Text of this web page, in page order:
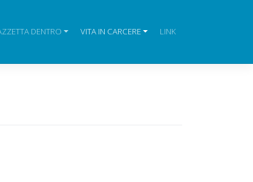
DENTRO VITA IN CARCERE LINK